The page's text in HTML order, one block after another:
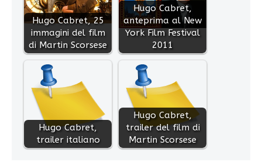
Hugo Cabret, 25
immagini del film
di Martin Scorsese
Hugo Cabret,
anteprima al New
York Film Festival
2011
Hugo Cabret,
trailer italiano
Hugo Cabret,
trailer del film di
Martin Scorsese